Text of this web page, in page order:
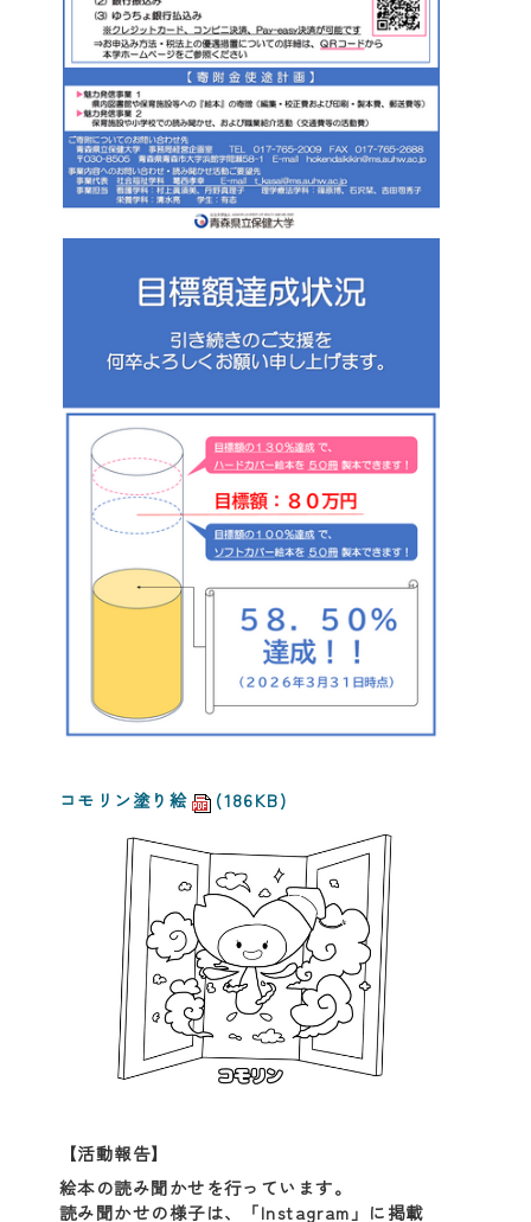
コモリン塗り絵 (186KB)
【活動報告】
絵本の読み聞かせを行っています。
読み聞かせの様子は、「Instagram」に掲載